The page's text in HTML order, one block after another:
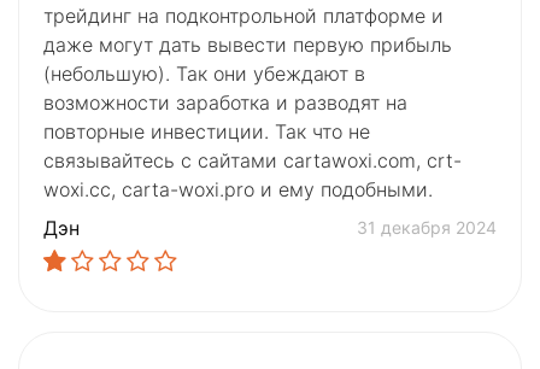
трейдинг на подконтрольной платформе и
даже могут дать вывести первую прибыль
(небольшую). Так они убеждают в
возможности заработка и разводят на
повторные инвестиции. Так что не
связывайтесь с сайтами cartawoxi.com, crt-
woxi.cc, carta-woxi.pro и ему подобными.
Дэн
31 декабря 2024